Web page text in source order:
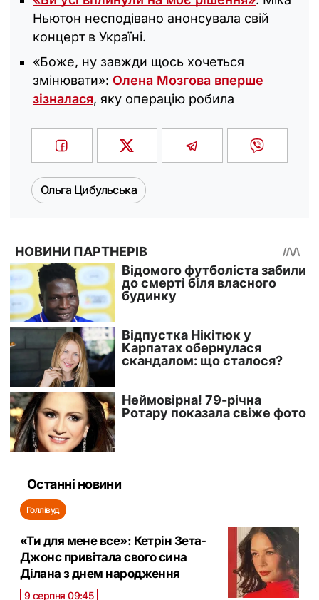
Ньютон несподівано анонсувала свій
концерт в Україні.
«Боже, ну завжди щось хочеться
змінювати»: Олена Мозгова вперше
зізналася, яку операцію робила
Ольга Цибульська
Останні новини
Голлівуд
«Ти для мене все»: Кетрін Зета-
Джонс привітала свого сина
Ділана з днем народження
9 серпня 09:45